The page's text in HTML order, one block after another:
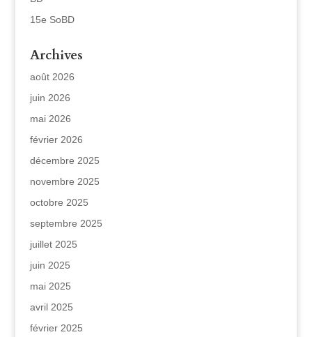
15e SoBD
Archives
août 2026
juin 2026
mai 2026
février 2026
décembre 2025
novembre 2025
octobre 2025
septembre 2025
juillet 2025
juin 2025
mai 2025
avril 2025
février 2025